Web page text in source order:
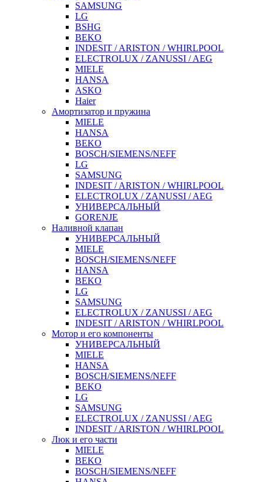
SAMSUNG
LG
BSHG
BEKO
INDESIT / ARISTON / WHIRLPOOL
ELECTROLUX / ZANUSSI / AEG
MIELE
HANSA
ASKO
Haier
Амортизатор и пружина
MIELE
HANSA
BEKO
BOSCH/SIEMENS/NEFF
LG
SAMSUNG
INDESIT / ARISTON / WHIRLPOOL
ELECTROLUX / ZANUSSI / AEG
УНИВЕРСАЛЬНЫЙ
GORENJE
Наливной клапан
УНИВЕРСАЛЬНЫЙ
MIELE
BOSCH/SIEMENS/NEFF
HANSA
BEKO
LG
SAMSUNG
ELECTROLUX / ZANUSSI / AEG
INDESIT / ARISTON / WHIRLPOOL
Мотор и его компоненты
УНИВЕРСАЛЬНЫЙ
MIELE
HANSA
BOSCH/SIEMENS/NEFF
BEKO
LG
SAMSUNG
ELECTROLUX / ZANUSSI / AEG
INDESIT / ARISTON / WHIRLPOOL
Люк и его части
MIELE
BEKO
BOSCH/SIEMENS/NEFF